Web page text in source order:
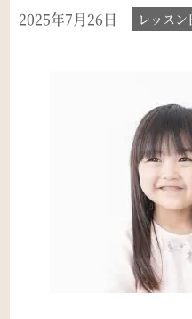
2025年7月26日 レッスン